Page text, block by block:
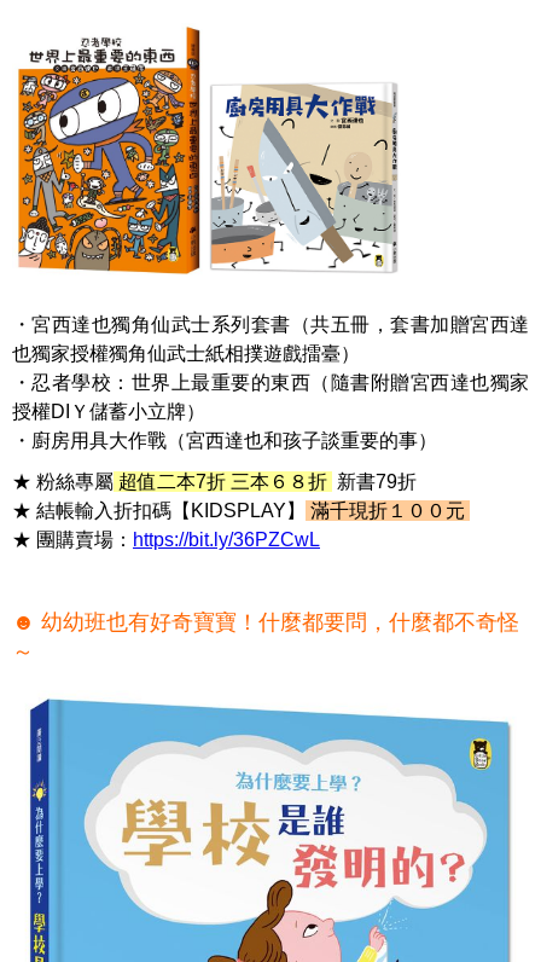
・宮西達也獨角仙武士系列套書（共五冊，套書加贈宮西達
也獨家授權獨角仙武士紙相撲遊戲擂臺）
・忍者學校：世界上最重要的東西（隨書附贈宮西達也獨家
授權DIＹ儲蓄小立牌）
・廚房用具大作戰（宮西達也和孩子談重要的事）
★ 粉絲專屬 超值二本7折 三本６８折 新書79折
★ 結帳輸入折扣碼【KIDSPLAY】
滿千現折１００元
★ 團購賣場： https://bit.ly/36PZCwL
☻ 幼幼班也有好奇寶寶！什麼都要問，什麼都不奇怪
～